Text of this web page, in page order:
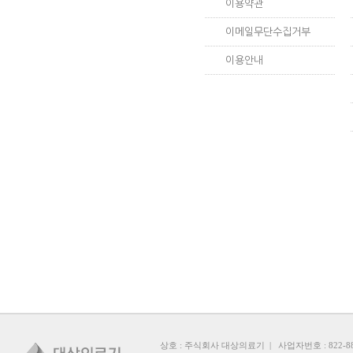
이용약관
이메일무단수집거부
이용안내
상호 : 주식회사 대상의료기 | 사업자번호 : 822-